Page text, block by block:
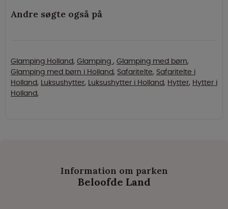
Andre søgte også på
Glamping Holland, Glamping , Glamping med børn,
Glamping med børn i Holland, Safaritelte, Safaritelte i
Holland, Luksushytter, Luksushytter i Holland, Hytter, Hytter i
Holland,
Information om parken
Beloofde Land